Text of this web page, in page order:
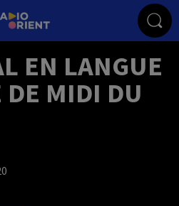
EN LANGUE
DE MIDI DU